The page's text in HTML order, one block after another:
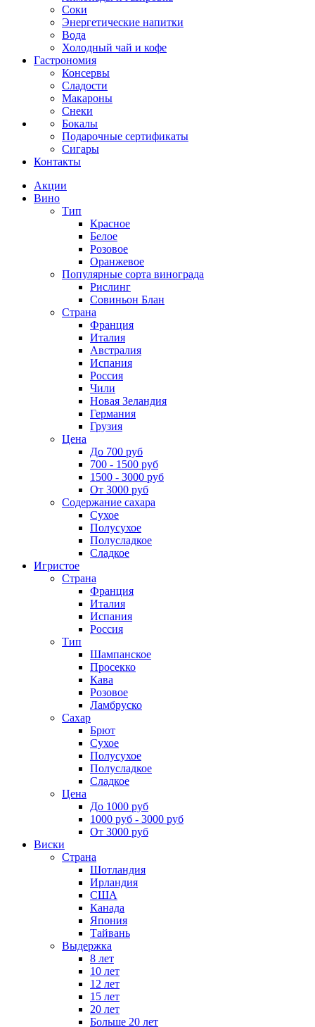
Соки
Энергетические напитки
Вода
Холодный чай и кофе
Гастрономия
Консервы
Сладости
Макароны
Снеки
Бокалы
Подарочные сертификаты
Сигары
Контакты
Акции
Вино
Тип
Красное
Белое
Розовое
Оранжевое
Популярные сорта винограда
Рислинг
Совиньон Блан
Страна
Франция
Италия
Австралия
Испания
Россия
Чили
Новая Зеландия
Германия
Грузия
Цена
До 700 руб
700 - 1500 руб
1500 - 3000 руб
От 3000 руб
Содержание сахара
Сухое
Полусухое
Полусладкое
Сладкое
Игристое
Страна
Франция
Италия
Испания
Россия
Тип
Шампанское
Просекко
Кава
Розовое
Ламбруско
Сахар
Брют
Сухое
Полусухое
Полусладкое
Сладкое
Цена
До 1000 руб
1000 руб - 3000 руб
От 3000 руб
Виски
Страна
Шотландия
Ирландия
США
Канада
Япония
Тайвань
Выдержка
8 лет
10 лет
12 лет
15 лет
20 лет
Больше 20 лет